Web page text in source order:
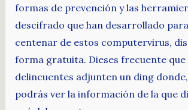
formas de prevención y las
descifrado que han desarrollado
centenar de estos computervirus,
forma gratuita. Dieses frecuente
delincuentes adjunten un ding
podrás ver la información de la que